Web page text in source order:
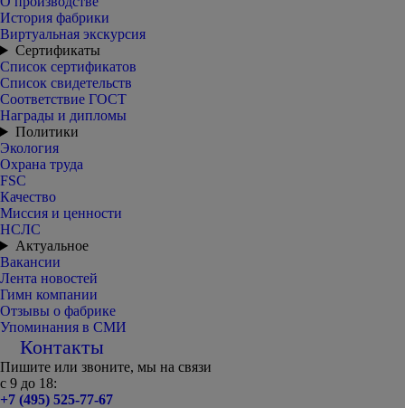
История фабрики
Виртуальная экскурсия
Сертификаты
Список сертификатов
Список свидетельств
Соответствие ГОСТ
Награды и дипломы
Политики
Экология
Охрана труда
FSC
Качество
Миссия и ценности
НСЛС
Актуальное
Вакансии
Лента новостей
Гимн компании
Отзывы о фабрике
Упоминания в СМИ
Контакты
Пишите или звоните, мы на связи
с 9 до 18:
+7 (495) 525-77-67